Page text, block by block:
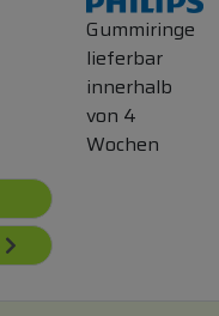
Gummiringe
lieferbar
innerhalb
von 4
Wochen